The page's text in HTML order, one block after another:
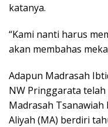
katanya.
“Kami nanti harus
akan membahas
Adapun Madrasah
NW Pringgarata telah
Madrasah
Aliyah (MA) berdiri